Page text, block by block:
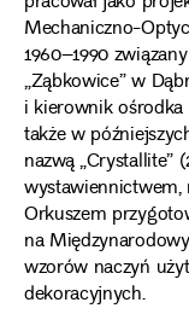
Mechaniczno-
1960–1990
„Ząbkowice” w
i kierownik ośrodka
także w
nazwą „Crystallite”
wystawiennictwem,
Orkuszem
na
wzorów naczyń
dekoracyjnych.